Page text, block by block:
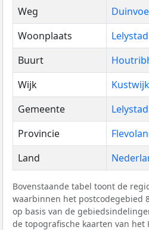
Weg
Woonplaats
Lelystad
Buurt
Wijk
Kustwijk
Gemeente
Lelystad
Provincie
Land
Bovenstaande tabel toont de
waarbinnen het postcodegebied
op basis van de
de topografische kaarten van het